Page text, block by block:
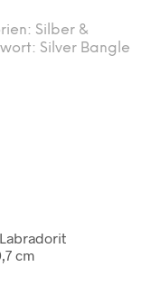
Silber &
Silver Bangle
cm